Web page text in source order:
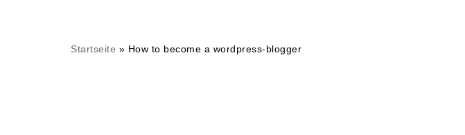
Startseite » How to become a wordpress-blogger